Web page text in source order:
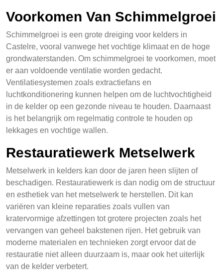
Voorkomen Van Schimmelgroei
Schimmelgroei is een grote dreiging voor kelders in
Castelre, vooral vanwege het vochtige klimaat en de hoge
grondwaterstanden. Om schimmelgroei te voorkomen, moet
er aan voldoende ventilatie worden gedacht.
Ventilatiesystemen zoals extractiefans en
luchtkonditionering kunnen helpen om de luchtvochtigheid
in de kelder op een gezonde niveau te houden. Daarnaast
is het belangrijk om regelmatig controle te houden op
lekkages en vochtige wallen.
Restauratiewerk Metselwerk
Metselwerk in kelders kan door de jaren heen slijten of
beschadigen. Restauratiewerk is dan nodig om de structuur
en esthetiek van het metselwerk te herstellen. Dit kan
variëren van kleine reparaties zoals vullen van
kratervormige afzettingen tot grotere projecten zoals het
vervangen van geheel bakstenen rijen. Het gebruik van
moderne materialen en technieken zorgt ervoor dat de
restauratie niet alleen duurzaam is, maar ook het uiterlijk
van de kelder verbetert.